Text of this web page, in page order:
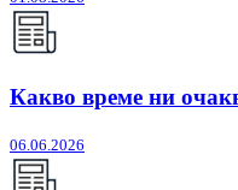
Какво време ни
06.06.2026